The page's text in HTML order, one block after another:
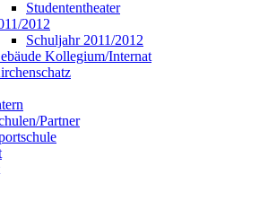
Studententheater
2012
Schuljahr 2011/2012
Kollegium/Internat
Partner